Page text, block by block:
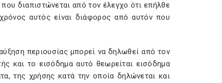
διαπιστώνεται από τον έλεγχο ότι επήλθε
αυτός είναι διάφορος από αυτόν που
περιουσίας μπορεί να δηλωθεί από τον
και το εισόδημα αυτό θεωρείται εισόδημα
της χρήσης κατά την οποία δηλώνεται και